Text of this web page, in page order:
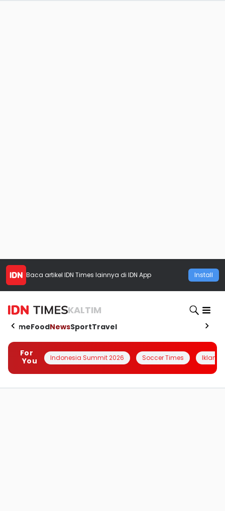
Baca artikel IDN Times lainnya di IDN App Install
KALTIM
HomeFoodNewsSportTravel
For
You
Indonesia Summit 2026 Soccer Times Iklanin